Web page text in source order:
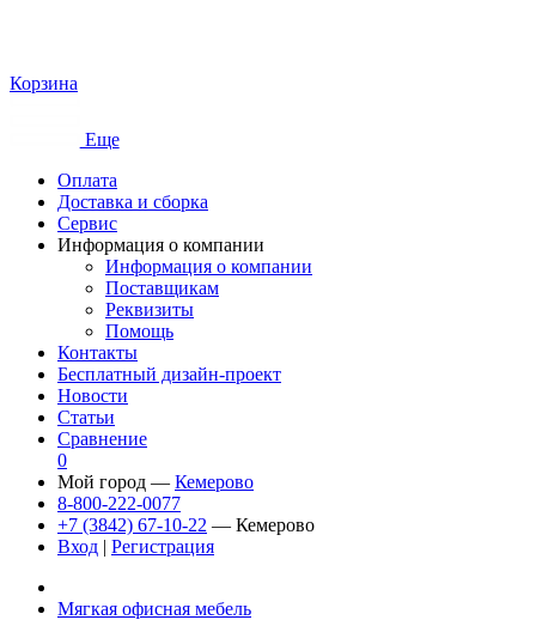
Корзина
Еще
Оплата
Доставка и сборка
Сервис
Информация о компании
Информация о компании
Поставщикам
Реквизиты
Помощь
Контакты
Бесплатный дизайн-проект
Новости
Статьи
Сравнение
0
Мой город — Кемерово
8-800-222-0077
+7 (3842) 67-10-22 — Кемерово
Вход | Регистрация
Мягкая офисная мебель